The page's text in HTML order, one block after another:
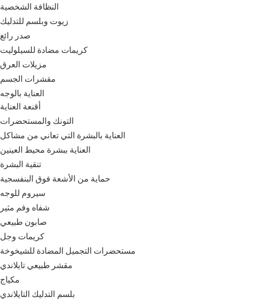
النظافة الشخصية
زيوت وبلسم للتدليك
صدر رائع
كريمات مضادة للسيلوليت
مزيلات العرق
مقشرات الجسم
العناية بالوجه
أقنعة العناية
التونك والمستحضرات
العناية بالبشرة التي تعاني من مشاكل
العناية ببشرة محيط العينين
تنقية البشرة
حماية من الأشعة فوق البنفسجية
سيروم للوجه
شفاه وفم مثير
صابون طبيعي
كريمات وجل
مستحضرات التجميل المضادة للشيخوخة
مقشر طبيعي تايلاندي
مكياج
بلسم التدليك التايلاندي